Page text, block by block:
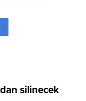
silinecek